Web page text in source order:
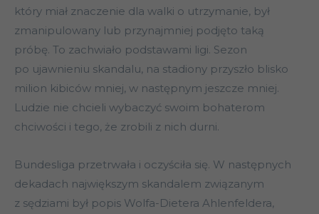
który miał znaczenie dla walki o utrzymanie, był
zmanipulowany lub przynajmniej podjęto taką
próbę. To zachwiało podstawami ligi. Sezon
po ujawnieniu skandalu, na stadiony przyszło blisko
milion kibiców mniej, w następnym jeszcze mniej.
Ludzie nie chcieli wybaczyć swoim bohaterom
chciwości i tego, że zrobili z nich durni.
Bundesliga przetrwała i oczyściła się. W następnych
dekadach największym skandalem związanym
z sędziami był popis Wolfa-Dietera Ahlenfeldera,